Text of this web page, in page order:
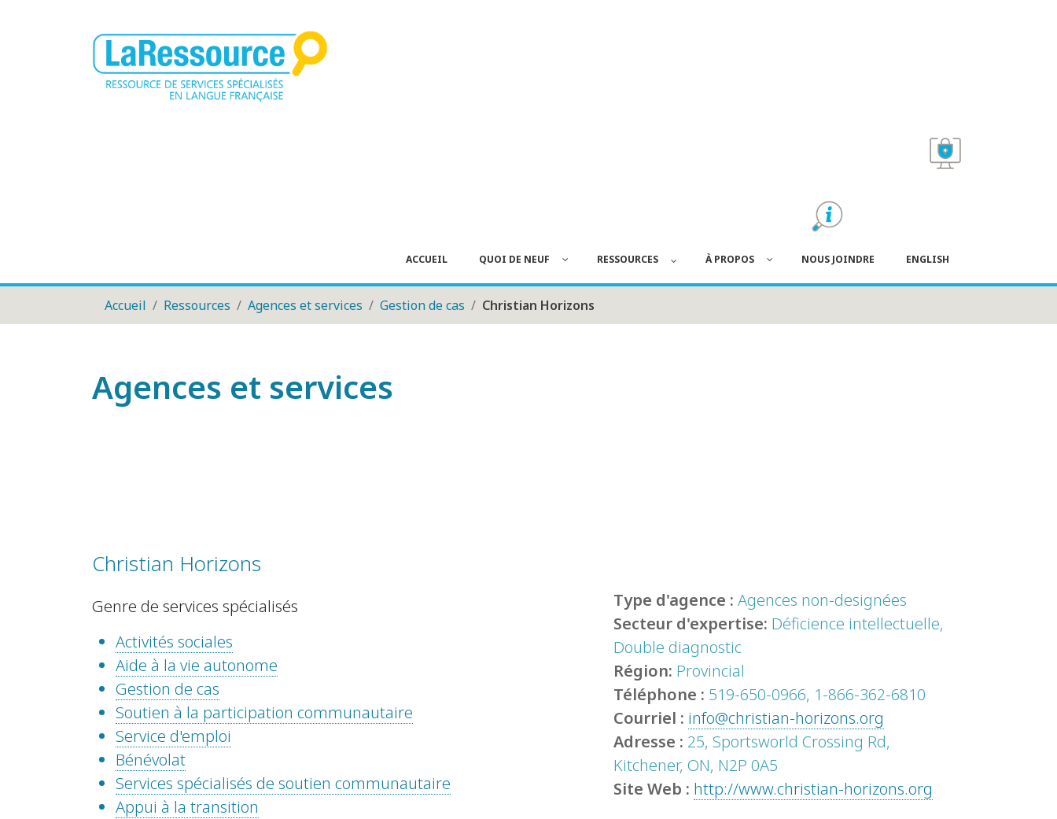
ACCUEIL QUOI DE NEUF RESSOURCES À PROPOS NOUS JOINDRE ENGLISH
Accueil Ressources Agences et services Gestion de cas Christian Horizons
Agences et services
Christian Horizons
Genre de services spécialisés
Activités sociales
Aide à la vie autonome
Gestion de cas
Soutien à la participation communautaire
Service d'emploi
Bénévolat
Services spécialisés de soutien communautaire
Appui à la transition
Type d'agence : Agences non-designées
Secteur d'expertise: Déficience intellectuelle,
Double diagnostic
Région: Provincial
Téléphone : 519-650-0966, 1-866-362-6810
Courriel : info@christian-horizons.org
Adresse : 25, Sportsworld Crossing Rd,
Kitchener, ON, N2P 0A5
Site Web : http://www.christian-horizons.org